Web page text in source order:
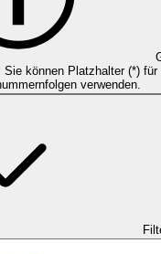
Sie können Platzhalter (*) für
verwenden.